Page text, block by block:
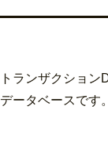
トランザクショ
データベースです。